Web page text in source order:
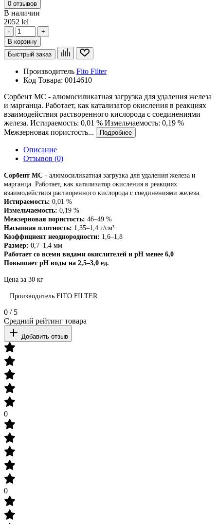
0 отзывов
В наличии
2052 lei
-
+
В корзину
Быстрый заказ
Производитель Fito Filter
Код Товара: 0014610
Сорбент МС - алюмосиликатная загрузка для удаления железа
и марганца. Работает, как катализатор окисления в реакциях
взаимодействия растворенного кислорода с соединениями
железа. Истираемость: 0,01 % Измельчаемость: 0,19 %
Межзерновая пористость...
Подробнее
Описание
Отзывов (0)
Сорбент МС - алюмосиликатная загрузка для удаления железа и
марганца. Работает, как катализатор окисления в реакциях
взаимодействия растворенного кислорода с соединениями железа.
Истираемость: 0,01 %
Измельчаемость: 0,19 %
Межзерновая пористость: 46–49 %
Насыпная плотность: 1,35–1,4 г/см³
Коэффициент неоднородности: 1,6–1,8
Размер: 0,7–1,4 мм
Работает со всеми видами окислителей и рН менее 6,0
Повышает рН воды на 2,5–3,0 ед.
Цена за 30 кг
Производитель FITO FILTER
0 / 5
Средний рейтинг товара
Добавить отзыв
0
0